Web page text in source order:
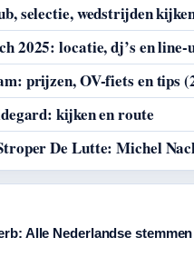
selectie, wedstrijden
2025: locatie, dj’s en line-
prijzen, OV-fiets en tips
kijken en route
De Lutte: Michel
Alle Nederlandse stemmen